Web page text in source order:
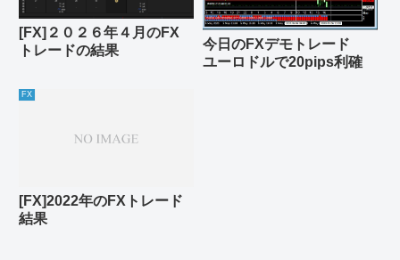
[FX]２０２６年４月のFX
トレードの結果
今日のFXデモトレード
ユーロドルで20pips利確
FX
[FX]2022年のFXトレード
結果